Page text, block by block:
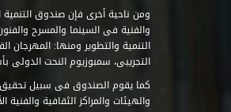
ومن ناحية أخرى فإن صندوق التنمية
والفنية فى السينما والمسرح
التنمية والتطوير ومنها: المهرجان
التجريبى، سمبوزيوم النحت الدولى
كما يقوم الصندوق فى سبيل تحقيق
والهيئات والمراكز الثقافية